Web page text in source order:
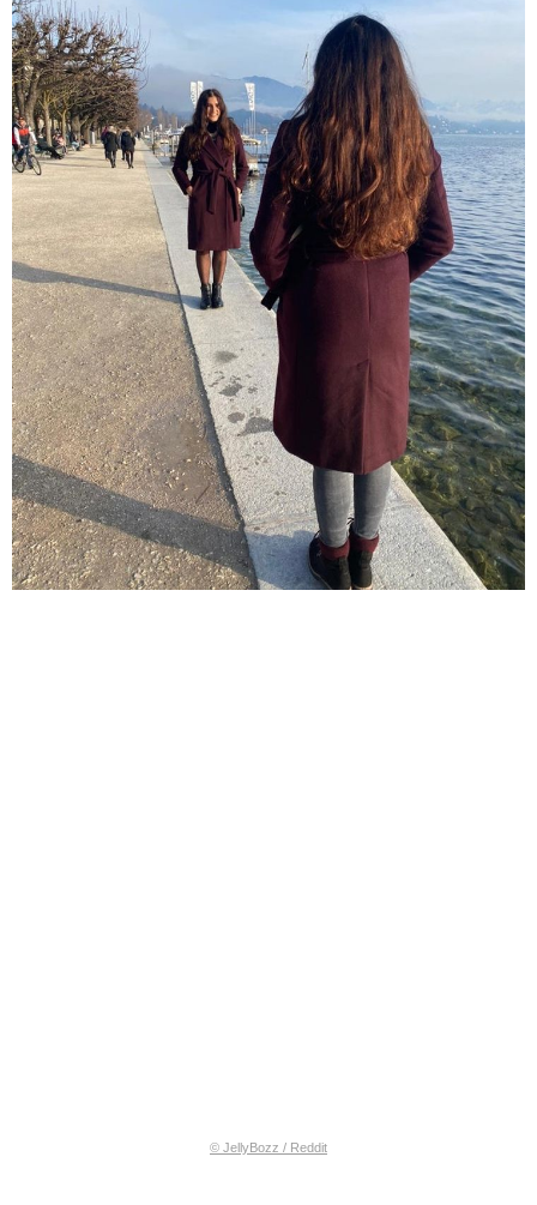
© JellyBozz / Reddit